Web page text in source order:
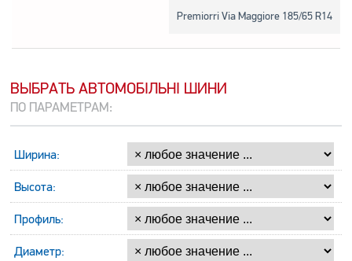
Premiorri Via Maggiore 185/65 R14
ВЫБРАТЬ АВТОМОБІЛЬНІ ШИНИ
ПО ПАРАМЕТРАМ:
Ширина:
Высота:
Профиль:
Диаметр: